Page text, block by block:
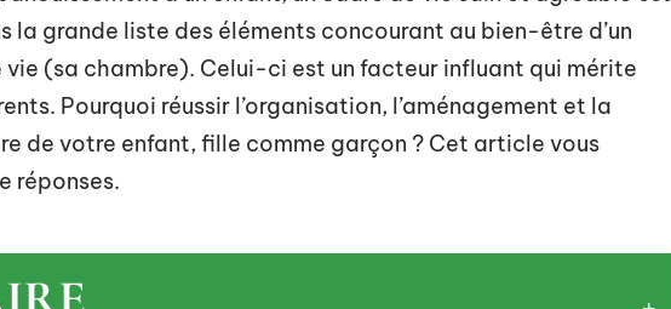
la grande liste des éléments concourant au bien-être d’un
vie (sa chambre). Celui-ci est un facteur influant qui mérite
Pourquoi réussir l’organisation, l’aménagement et la
de votre enfant, fille comme garçon ? Cet article vous
réponses.